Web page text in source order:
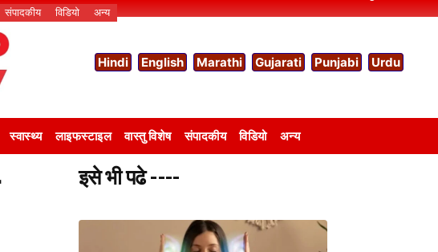
संपादकीय विडियो अन्य
Hindi English Marathi Gujarati Punjabi Urdu
स्वास्थ्य लाइफस्टाइल वास्तु विशेष संपादकीय विडियो अन्य
इसे भी पढे ----